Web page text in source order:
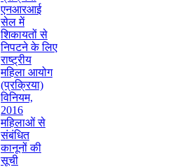
एनआरआई
सेल में
शिकायतों से
निपटने के लिए
राष्ट्रीय
महिला आयोग
(प्रक्रिया)
विनियम,
2016
महिलाओं से
संबंधित
कानूनों की
सूची